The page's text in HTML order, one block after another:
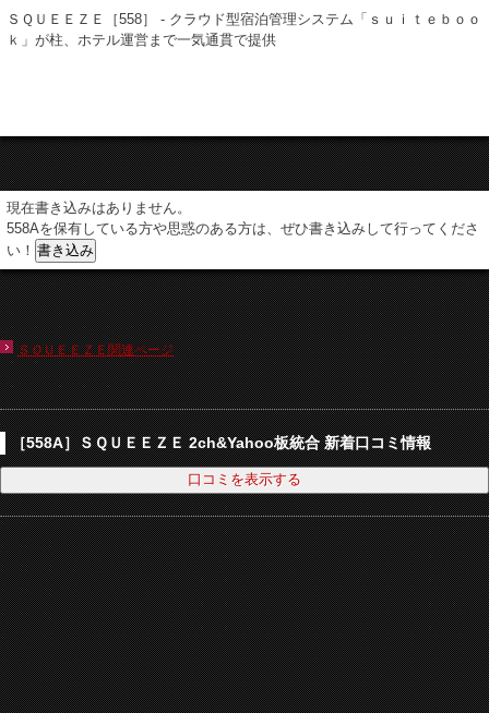
ＳＱＵＥＥＺＥ［558］ - クラウド型宿泊管理システム「ｓｕｉｔｅｂｏｏ
ｋ」が柱、ホテル運営まで一気通貫で提供
現在書き込みはありません。
558Aを保有している方や思惑のある方は、ぜひ書き込みして行ってくださ
い！
ＳＱＵＥＥＺＥ関連ページ
［558A］ＳＱＵＥＥＺＥ 2ch&Yahoo板統合 新着口コミ情報